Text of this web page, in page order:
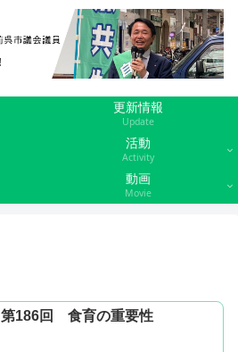
更新情報
Update
活動
Activity
動画
Movie
第186回 食育の重要性